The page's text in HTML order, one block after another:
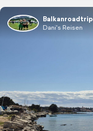
Balkanroadtrip
Dani's Reisen